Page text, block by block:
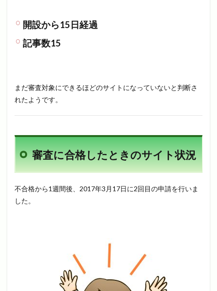
開設から15日経過
記事数15
まだ審査対象にできるほどのサイトになっていないと判断さ
れたようです。
審査に合格したときのサイト状況
不合格から1週間後、2017年3月17日に2回目の申請を行いま
した。